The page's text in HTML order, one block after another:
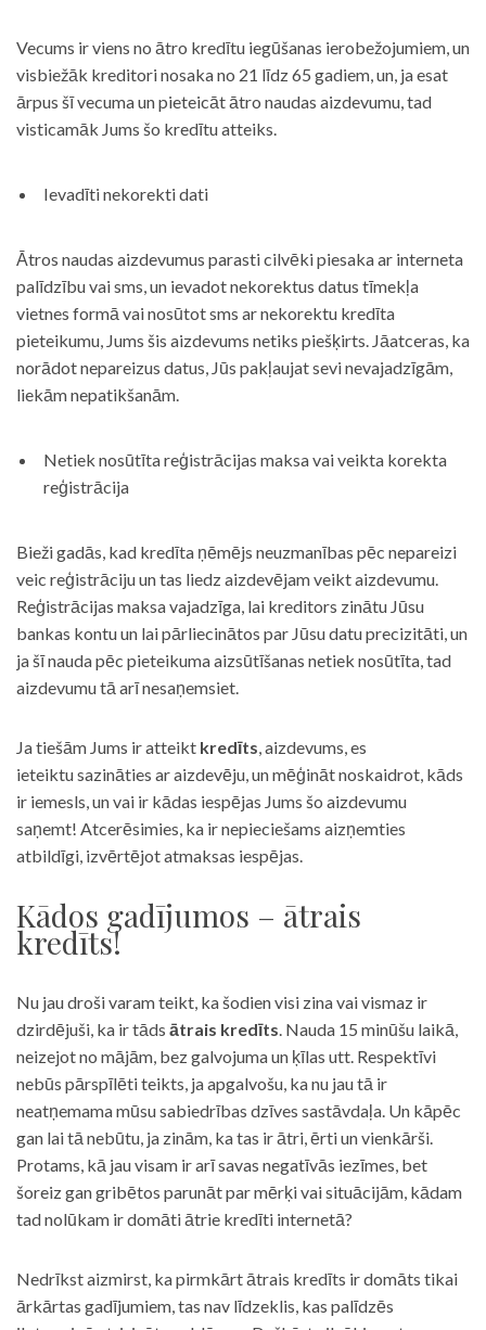
Vecums ir viens no ātro kredītu iegūšanas ierobežojumiem, un
visbiežāk kreditori nosaka no 21 līdz 65 gadiem, un, ja esat
ārpus šī vecuma un pieteicāt ātro naudas aizdevumu, tad
visticamāk Jums šo kredītu atteiks.
Ievadīti nekorekti dati
Ātros naudas aizdevumus parasti cilvēki piesaka ar interneta
palīdzību vai sms, un ievadot nekorektus datus tīmekļa
vietnes formā vai nosūtot sms ar nekorektu kredīta
pieteikumu, Jums šis aizdevums netiks piešķirts. Jāatceras, ka
norādot nepareizus datus, Jūs pakļaujat sevi nevajadzīgām,
liekām nepatikšanām.
Netiek nosūtīta reģistrācijas maksa vai veikta korekta
reģistrācija
Bieži gadās, kad kredīta ņēmējs neuzmanības pēc nepareizi
veic reģistrāciju un tas liedz aizdevējam veikt aizdevumu.
Reģistrācijas maksa vajadzīga, lai kreditors zinātu Jūsu
bankas kontu un lai pārliecinātos par Jūsu datu precizitāti, un
ja šī nauda pēc pieteikuma aizsūtīšanas netiek nosūtīta, tad
aizdevumu tā arī nesaņemsiet.
Ja tiešām Jums ir atteikt kredīts, aizdevums, es
ieteiktu sazināties ar aizdevēju, un mēģināt noskaidrot, kāds
ir iemesls, un vai ir kādas iespējas Jums šo aizdevumu
saņemt! Atcerēsimies, ka ir nepieciešams aizņemties
atbildīgi, izvērtējot atmaksas iespējas.
Kādos gadījumos – ātrais
kredīts!
Nu jau droši varam teikt, ka šodien visi zina vai vismaz ir
dzirdējuši, ka ir tāds ātrais kredīts. Nauda 15 minūšu laikā,
neizejot no mājām, bez galvojuma un ķīlas utt. Respektīvi
nebūs pārspīlēti teikts, ja apgalvošu, ka nu jau tā ir
neatņemama mūsu sabiedrības dzīves sastāvdaļa. Un kāpēc
gan lai tā nebūtu, ja zinām, ka tas ir ātri, ērti un vienkārši.
Protams, kā jau visam ir arī savas negatīvās iezīmes, bet
šoreiz gan gribētos parunāt par mērķi vai situācijām, kādam
tad nolūkam ir domāti ātrie kredīti internetā?
Nedrīkst aizmirst, ka pirmkārt ātrais kredīts ir domāts tikai
ārkārtas gadījumiem, tas nav līdzeklis, kas palīdzēs